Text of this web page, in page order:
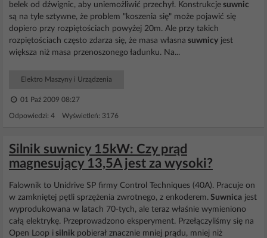
belek od dźwignic, aby uniemożliwić przechył. Konstrukcje suwnic
są na tyle sztywne, że problem "koszenia się" może pojawić się
dopiero przy rozpiętościach powyżej 20m. Ale przy takich
rozpiętościach często zdarza się, że masa własna suwnicy jest
większa niż masa przenoszonego ładunku. Na...
Elektro Maszyny i Urządzenia
01 Paź 2009 08:27
Odpowiedzi: 4 Wyświetleń: 3176
Silnik suwnicy 15kW: Czy prąd
magnesujący 13,5A jest za wysoki?
Falownik to Unidrive SP firmy Control Techniques (40A). Pracuje on
w zamkniętej pętli sprzężenia zwrotnego, z enkoderem. Suwnica jest
wyprodukowana w latach 70-tych, ale teraz właśnie wymieniono
całą elektrykę. Przeprowadzono eksperyment. Przełączyliśmy się na
Open Loop i silnik pobierał znacznie mniej prądu, mniej niż